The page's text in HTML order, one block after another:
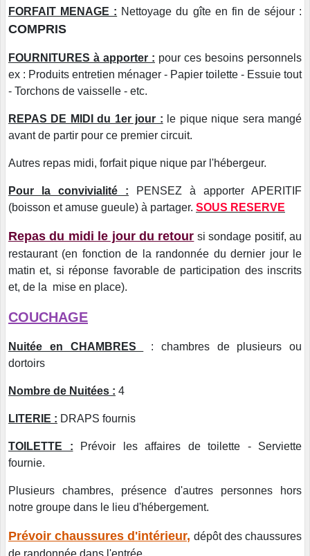
FORFAIT MENAGE : Nettoyage du gîte en fin de séjour :
COMPRIS
FOURNITURES à apporter : pour ces besoins personnels
ex : Produits entretien ménager - Papier toilette - Essuie tout
- Torchons de vaisselle - etc.
REPAS DE MIDI du 1er jour : le pique nique sera mangé
avant de partir pour ce premier circuit.
Autres repas midi, forfait pique nique par l'hébergeur.
Pour la convivialité : PENSEZ à apporter APERITIF
(boisson et amuse gueule) à partager. SOUS RESERVE
Repas du midi le jour du retour si sondage positif, au
restaurant (en fonction de la randonnée du dernier jour le
matin et, si réponse favorable de participation des inscrits
et, de la mise en place).
COUCHAGE
Nuitée en CHAMBRES
: chambres de plusieurs ou
dortoirs
Nombre de Nuitées : 4
LITERIE : DRAPS fournis
TOILETTE : Prévoir les affaires de toilette - Serviette
fournie.
Plusieurs chambres, présence d'autres personnes hors
notre groupe dans le lieu d'hébergement.
Prévoir chaussures d'intérieur, dépôt des chaussures
de randonnée dans l'entrée.